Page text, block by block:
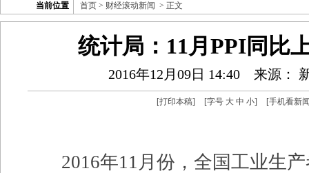
当前位置 首页 > 财经滚动新闻 > 正文
统计局：11月PPI同比
2016年12月09日 14:40 来源：
[打印本稿] [字号 大 中 小] [手机看新
2016年11月份，全国工业生产